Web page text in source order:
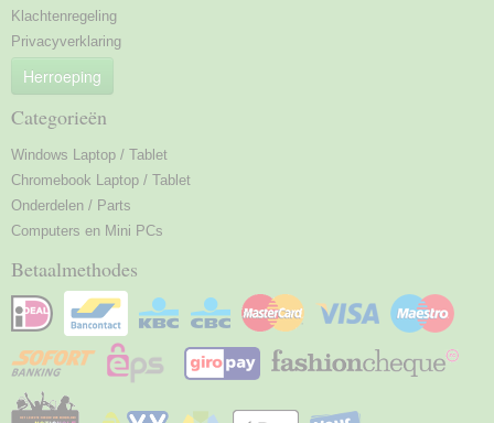
Klachtenregeling
Privacyverklaring
Herroeping
Categorieën
Windows Laptop / Tablet
Chromebook Laptop / Tablet
Onderdelen / Parts
Computers en Mini PCs
Betaalmethodes